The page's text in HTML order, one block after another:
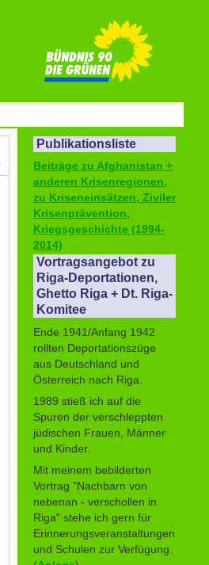
Publikationsliste
Beiträge zu Afghanistan +
anderen Krisenregionen,
zu Kriseneinsätzen, Ziviler
Krisenprävention,
Kriegsgeschichte (1994-
2014)
Vortragsangebot zu
Riga-Deportationen,
Ghetto Riga + Dt. Riga-
Komitee
Ende 1941/Anfang 1942
rollten Deportationszüge
aus Deutschland und
Österreich nach Riga.
1989 stieß ich auf die
Spuren der verschleppten
jüdischen Frauen, Männer
und Kinder.
Mit meinem bebilderten
Vortrag "Nachbarn von
nebenan - verschollen in
Riga" stehe ich gern für
Erinnerungsveranstaltungen
und Schulen zur Verfügung.